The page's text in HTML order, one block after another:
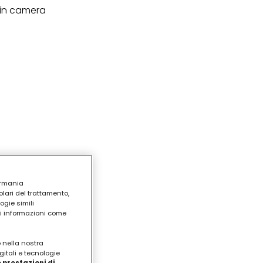
camera
del trattamento,
simili
informazioni come
nella nostra
e tecnologie